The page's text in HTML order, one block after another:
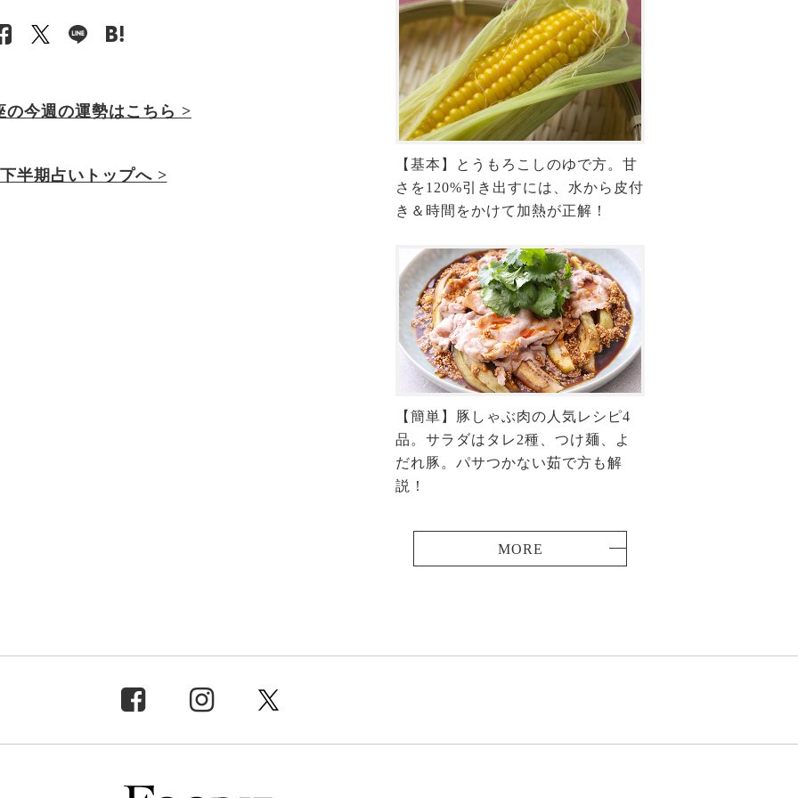
の今週の運勢はこちら >
半期占いトップへ >
【基本】とうもろこしのゆで方。甘
さを120%引き出すには、水から皮付
き＆時間をかけて加熱が正解！
【簡単】豚しゃぶ肉の人気レシピ4
品。サラダはタレ2種、つけ麺、よ
だれ豚。パサつかない茹で方も解
説！
MORE